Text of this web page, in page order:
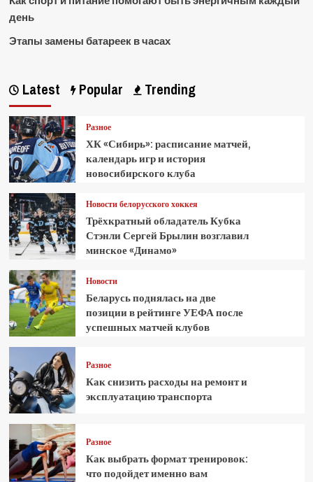
день
Этапы замены батареек в часах
Latest Popular Trending
Разное
ХК «Сибирь»: расписание матчей,
календарь игр и история
новосибирского клуба
Новости белорусского хоккея
Трёхкратный обладатель Кубка
Стэнли Сергей Брылин возглавил
минское «Динамо»
Новости
Беларусь поднялась на две
позиции в рейтинге УЕФА после
успешных матчей клубов
Разное
Как снизить расходы на ремонт и
эксплуатацию транспорта
Разное
Как выбрать формат тренировок:
что подойдет именно вам